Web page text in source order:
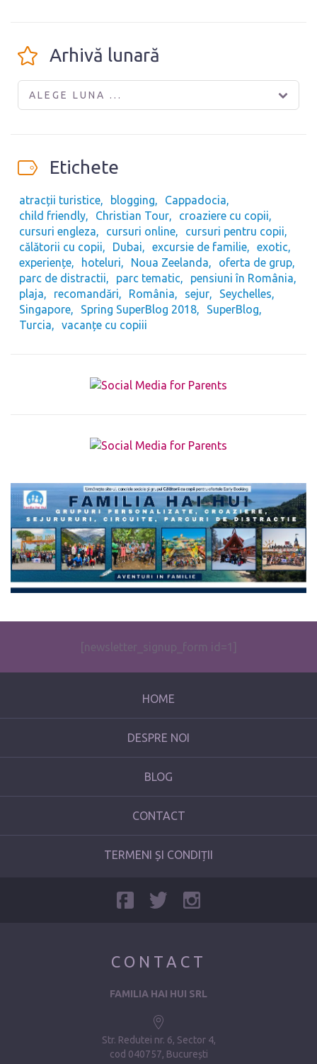
Arhivă lunară
ALEGE LUNA ...
Etichete
atracții turistice blogging
Cappadocia
child friendly
Christian Tour
croaziere cu copii
cursuri engleza
cursuri online
cursuri pentru copii
călătorii cu copii
Dubai excursie de familie
exotic
experiențe
hoteluri Noua Zeelanda
oferta de grup
parc de distractii
parc tematic
pensiuni în România
plaja
recomandări România sejur
Seychelles
Singapore
Spring SuperBlog 2018
SuperBlog
Turcia
vacanțe cu copiii
The form you have selected does not exist.
[newsletter_signup_form id=1]
HOME
DESPRE NOI
BLOG
CONTACT
TERMENI ȘI CONDIȚII
CONTACT
FAMILIA HAI HUI SRL
Str. Redutei nr. 6, Sector 4
cod 040757, București